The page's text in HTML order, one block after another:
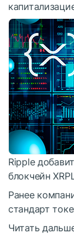
Ripple
блокчейн
Ранее
стандарт
Читать